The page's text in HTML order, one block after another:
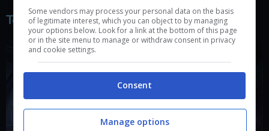
Torghast
Some vendors may process your personal data on the basis
of legitimate interest, which you can object to by managing
your options below. Look for a link at the bottom of this page
or in the site menu to manage or withdraw consent in privacy
and cookie settings.
Consent
Manage options